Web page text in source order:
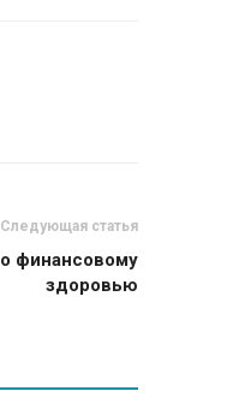
Следующая статья
финансовому
здоровью